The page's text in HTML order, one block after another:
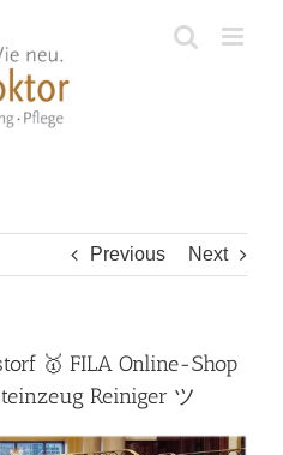
Previous Next
🥇 FILA Online-Shop
Reiniger ツ